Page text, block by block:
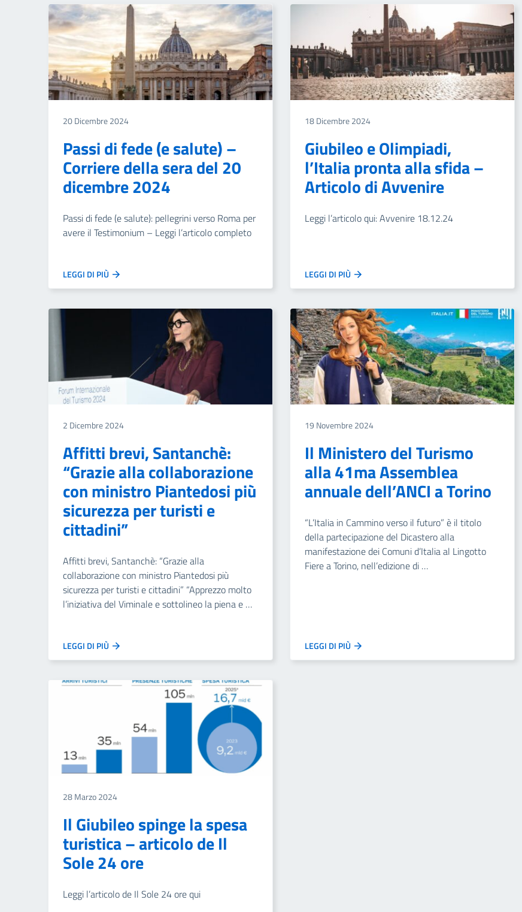
20 Dicembre 2024
Passi di fede (e salute) –
Corriere della sera del 20
dicembre 2024
Passi di fede (e salute): pellegrini verso Roma per
avere il Testimonium – Leggi l’articolo completo
LEGGI DI PIÙ
18 Dicembre 2024
Giubileo e Olimpiadi,
l’Italia pronta alla sfida –
Articolo di Avvenire
Leggi l’articolo qui: Avvenire 18.12.24
LEGGI DI PIÙ
2 Dicembre 2024
Affitti brevi, Santanchè:
“Grazie alla collaborazione
con ministro Piantedosi più
sicurezza per turisti e
cittadini”
Affitti brevi, Santanchè: “Grazie alla
collaborazione con ministro Piantedosi più
sicurezza per turisti e cittadini” “Apprezzo molto
l’iniziativa del Viminale e sottolineo la piena e …
LEGGI DI PIÙ
19 Novembre 2024
Il Ministero del Turismo
alla 41ma Assemblea
annuale dell’ANCI a Torino
“L’Italia in Cammino verso il futuro” è il titolo
della partecipazione del Dicastero alla
manifestazione dei Comuni d’Italia al Lingotto
Fiere a Torino, nell’edizione di …
LEGGI DI PIÙ
28 Marzo 2024
Il Giubileo spinge la spesa
turistica – articolo de Il
Sole 24 ore
Leggi l’articolo de Il Sole 24 ore qui